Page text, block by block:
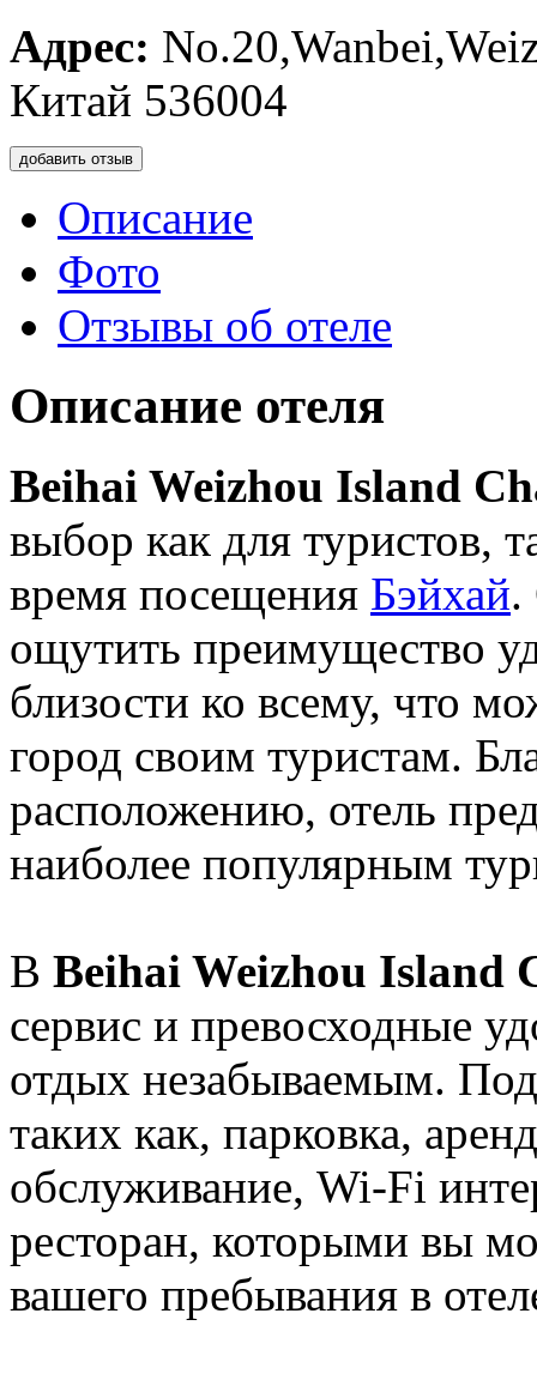
Адрес:
Китай 536004
добавить отзыв
Описание
Фото
Отзывы об отеле
Описание отеля
Beihai Weizhou Island
выбор как для туристов,
время посещения Бэйхай.
ощутить преимущество
близости ко всему, что
город своим туристам.
расположению, отель
наиболее популярным
В Beihai Weizhou Island
сервис и превосходные
отдых незабываемым.
таких как, парковка,
обслуживание, Wi-Fi
ресторан, которыми вы
вашего пребывания в